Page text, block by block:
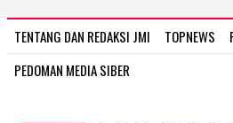
TENTANG DAN REDAKSI JMI TOPNEWS
PEDOMAN MEDIA SIBER